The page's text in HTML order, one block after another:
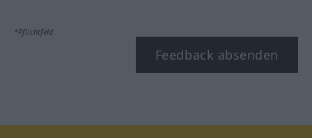
*Pflichtfeld
Feedback absenden